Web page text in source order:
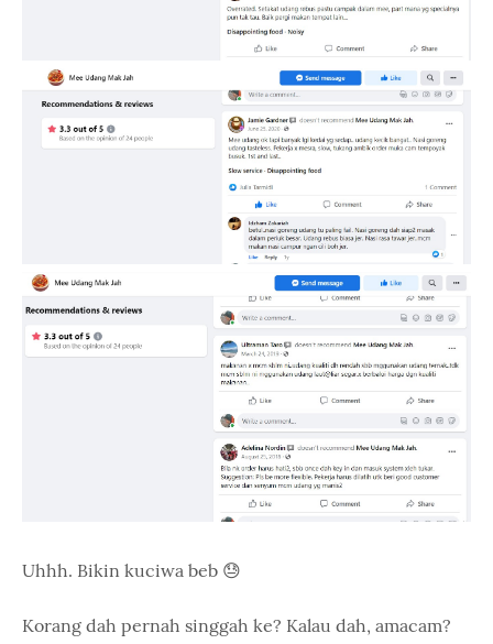
Uhhh. Bikin kuciwa beb 😓
Korang dah pernah singgah ke? Kalau dah, amacam?